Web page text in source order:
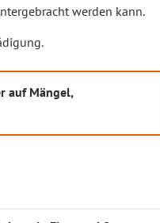
werden kann.
auf Mängel,